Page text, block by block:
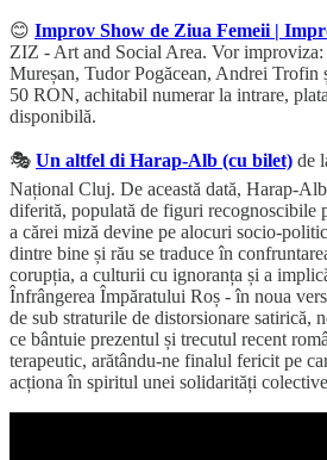
😊 Improv Show de Ziua Femeii |
ZIZ - Art and Social Area. Vor
Mureșan, Tudor Pogăcean, Andrei Trofin
50 RON, achitabil numerar la intrare,
disponibilă.
🎭 Un altfel di Harap-Alb (cu bilet) de
Național Cluj. De această dată, Harap-
diferită, populată de figuri recognoscibile
a cărei miză devine pe alocuri socio-
dintre bine și rău se traduce în
corupția, a culturii cu ignoranța și a
Înfrângerea Împăratului Roș - în noua
de sub straturile de distorsionare satirică,
ce bântuie prezentul și trecutul recent
terapeutic, arătându-ne finalul fericit pe
acționa în spiritul unei solidarități